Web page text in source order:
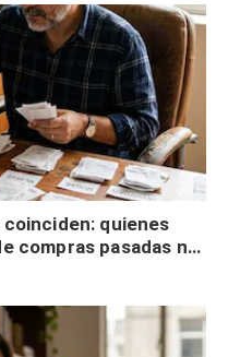
quienes
compras pasadas no
necesidad de